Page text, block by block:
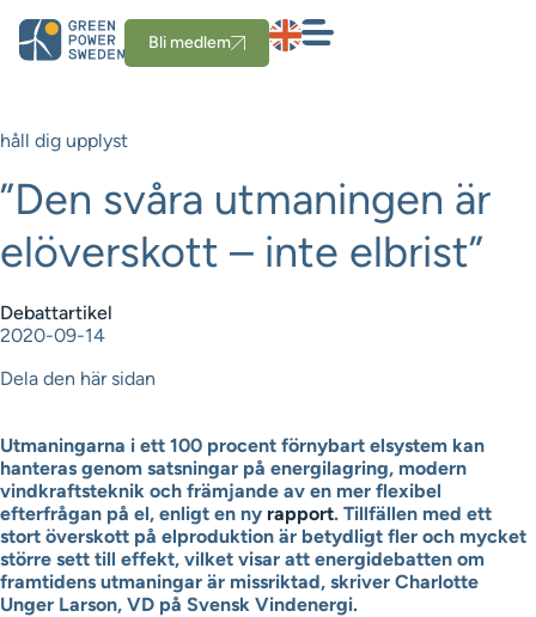
Bli medlem
håll dig upplyst
”Den svåra utmaningen är
elöverskott – inte elbrist”
Debattartikel
2020-09-14
Dela den här sidan
Utmaningarna i ett 100 procent förnybart elsystem kan
hanteras genom satsningar på energilagring, modern
vindkraftsteknik och främjande av en mer flexibel
efterfrågan på el, enligt en ny rapport. Tillfällen med ett
stort överskott på elproduktion är betydligt fler och mycket
större sett till effekt, vilket visar att energidebatten om
framtidens utmaningar är missriktad, skriver Charlotte
Unger Larson, VD på Svensk Vindenergi.